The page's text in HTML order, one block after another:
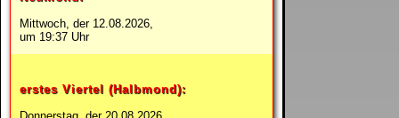
Mittwoch, der 12.08.2026,
um 19:37 Uhr
erstes Viertel (Halbmond):